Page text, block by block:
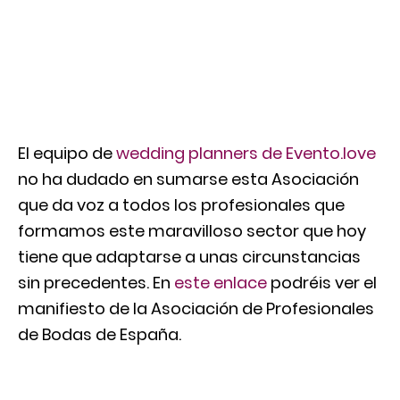
El equipo dewedding planners de Evento.love
no ha dudado en sumarse esta Asociación
que da voz a todos los profesionales que
formamos este maravilloso sector que hoy
tiene que adaptarse a unas circunstancias
sin precedentes. En este enlace podréis ver el
manifiesto de la Asociación de Profesionales
de Bodas de España.